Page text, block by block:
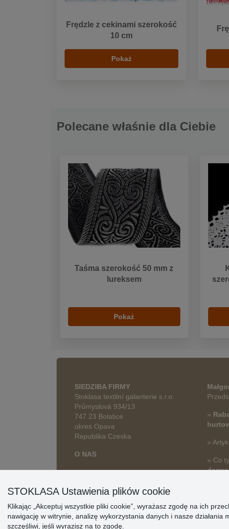
Frędzle z cekinami szerokość
10 cm
Pokaż
Polecane właśnie dla Ciebie
Taśma szerokość 50 mm z
lureksem
Pokaż
SIEDZIBA FIRMY
Stoklasa textilní galanterie s.r.o.
Průmyslová 934/13
747 23 Bolatice
okres Opava
Republika Czeska
O NAS
»
»
» Co
darmo
STOKLASA Ustawienia plików cookie
Klikając „Akceptuj wszystkie pliki cookie”, wyrażasz zgodę na ich
nawigację w witrynie, analizę wykorzystania danych i nasze działania
szczęśliwi, jeśli wyrazisz na to zgodę.